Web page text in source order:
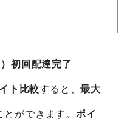
初回配達完了
ト比較すると、最大
とができます。ポイ